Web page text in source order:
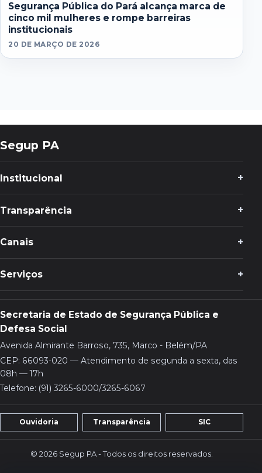
Segurança Pública do Pará alcança marca de
cinco mil mulheres e rompe barreiras
institucionais
20 DE MARÇO DE 2026
Segup PA
Institucional
Transparência
Canais
Serviços
Secretaria de Estado de Segurança Pública e
Defesa Social
Avenida Almirante Barroso, 735, Marco - Belém/PA
CEP: 66093-020 — Atendimento de segunda a sexta, das
08h — 17h
Telefone: (91) 3265-6000/3265-6067
Ouvidoria Transparência SIC
© 2026 Segup PA - Todos os direitos reservados.